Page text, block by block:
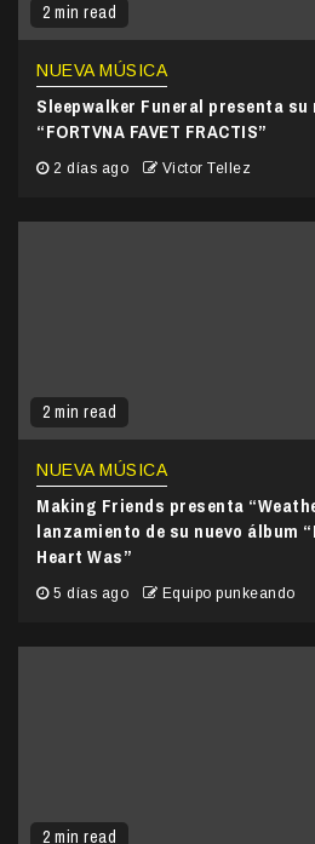
2 min read
NUEVA MÚSICA
Sleepwalker Funeral presenta su
“FORTVNA FAVET FRACTIS”
2 días ago Victor Tellez
2 min read
NUEVA MÚSICA
Making Friends presenta
lanzamiento de su nuevo álbum
Heart Was”
5 días ago Equipo punkeando
2 min read